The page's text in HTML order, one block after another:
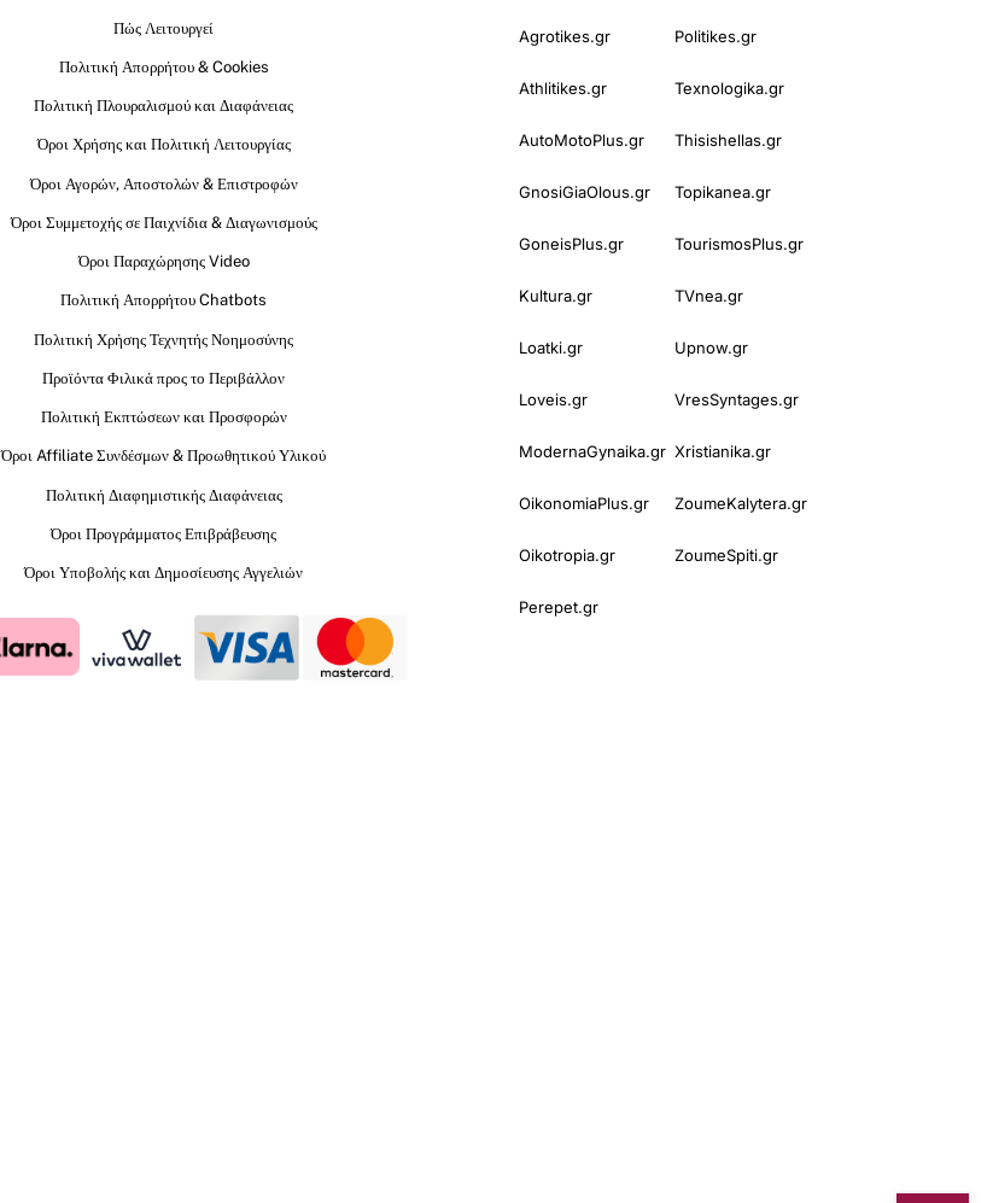
Πώς Λειτουργεί
Πολιτική Απορρήτου & Cookies
Πολιτική Πλουραλισμού και Διαφάνειας
Όροι Χρήσης και Πολιτική Λειτουργίας
Όροι Αγορών, Αποστολών & Επιστροφών
Όροι Συμμετοχής σε Παιχνίδια & Διαγωνισμούς
Όροι Παραχώρησης Video
Πολιτική Απορρήτου Chatbots
Πολιτική Χρήσης Τεχνητής Νοημοσύνης
Προϊόντα Φιλικά προς το Περιβάλλον
Πολιτική Εκπτώσεων και Προσφορών
Όροι Affiliate Συνδέσμων & Προωθητικού Υλικού
Πολιτική Διαφημιστικής Διαφάνειας
Όροι Προγράμματος Επιβράβευσης
Όροι Υποβολής και Δημοσίευσης Αγγελιών
Agrotikes.gr Politikes.gr
Athlitikes.gr Texnologika.gr
AutoMotoPlus.gr Thisishellas.gr
GnosiGiaOlous.gr Topikanea.gr
GoneisPlus.gr TourismosPlus.gr
Kultura.gr TVnea.gr
Loatki.gr Upnow.gr
Loveis.gr VresSyntages.gr
ModernaGynaika.gr Xristianika.gr
OikonomiaPlus.gr ZoumeKalytera.gr
Oikotropia.gr ZoumeSpiti.gr
Perepet.gr